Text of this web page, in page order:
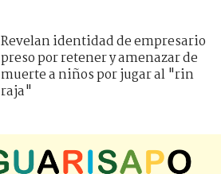
Revelan identidad de empresario
preso por retener y amenazar de
muerte a niños por jugar al "rin
raja"